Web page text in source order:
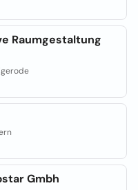
Raumgestaltung
Gmbh